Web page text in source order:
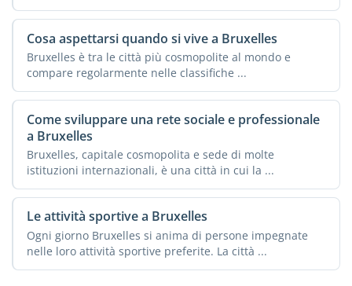
Cosa aspettarsi quando si vive a Bruxelles
Bruxelles è tra le città più cosmopolite al mondo e
compare regolarmente nelle classifiche ...
Come sviluppare una rete sociale e professionale
a Bruxelles
Bruxelles, capitale cosmopolita e sede di molte
istituzioni internazionali, è una città in cui la ...
Le attività sportive a Bruxelles
Ogni giorno Bruxelles si anima di persone impegnate
nelle loro attività sportive preferite. La città ...